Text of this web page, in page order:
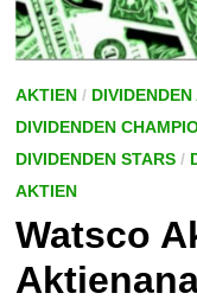
AKTIEN/
DIVIDENDEN
DIVIDENDEN STARS/
AKTIEN
Watsco